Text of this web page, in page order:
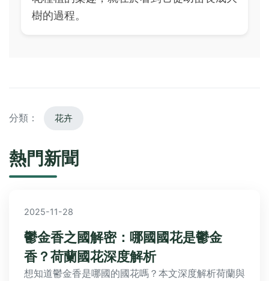
樹的過程。
分類： 花卉
熱門新聞
2025-11-28
鬱金香之國解密：哪國國花是鬱金
香？荷蘭國花深度解析
想知道鬱金香是哪國的國花嗎？本文深度解析荷蘭與